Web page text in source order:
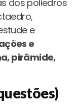
dos poliedros
e
e
pirâmide,